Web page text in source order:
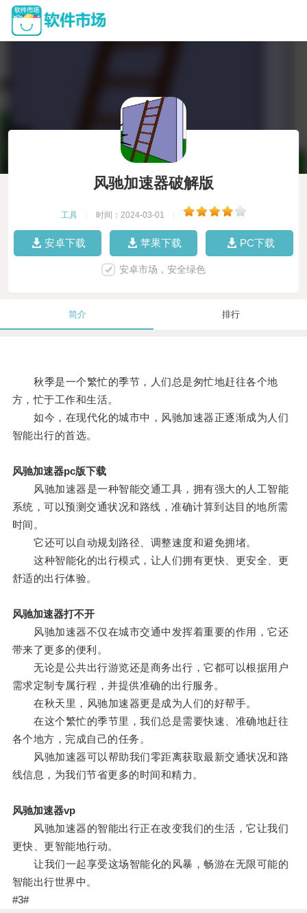
风驰加速器破解版
工具 时间：2024-03-01
安卓下载 苹果下载 PC下载
安卓市场，安全绿色
简介 排行
秋季是一个繁忙的季节，人们总是匆忙地赶往各个地
方，忙于工作和生活。
如今，在现代化的城市中，风驰加速器正逐渐成为人们
智能出行的首选。
风驰加速器pc版下载
风驰加速器是一种智能交通工具，拥有强大的人工智能
系统，可以预测交通状况和路线，准确计算到达目的地所需
时间。
它还可以自动规划路径、调整速度和避免拥堵。
这种智能化的出行模式，让人们拥有更快、更安全、更
舒适的出行体验。
风驰加速器打不开
风驰加速器不仅在城市交通中发挥着重要的作用，它还
带来了更多的便利。
无论是公共出行游览还是商务出行，它都可以根据用户
需求定制专属行程，并提供准确的出行服务。
在秋天里，风驰加速器更是成为人们的好帮手。
在这个繁忙的季节里，我们总是需要快速、准确地赶往
各个地方，完成自己的任务。
风驰加速器可以帮助我们零距离获取最新交通状况和路
线信息，为我们节省更多的时间和精力。
风驰加速器vp
风驰加速器的智能出行正在改变我们的生活，它让我们
更快、更智能地行动。
让我们一起享受这场智能化的风暴，畅游在无限可能的
智能出行世界中。
#3#